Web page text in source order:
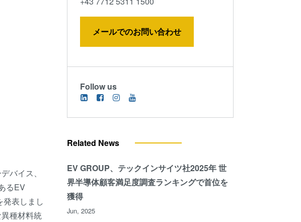
of several tools providing revolutionary process
Package Alliance (Hi-CHIP) led by ITRI.
バイス、
るEV
表しまし
種材料統
メールでのお問い合わせ
Follow us
Related News
EV GROUP、テックインサイツ社2025年 世
界半導体顧客満足度調査ランキングで首位を
獲得
Jun, 2025